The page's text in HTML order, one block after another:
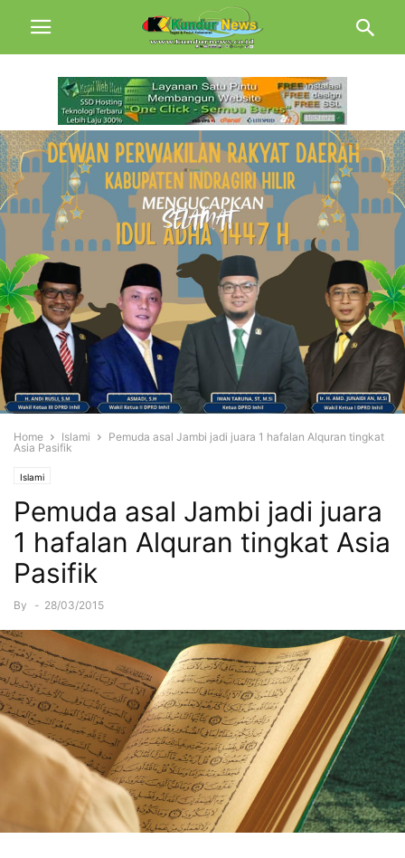
Home Islami
Pemuda asal Jambi jadi juara 1 hafalan Alquran tingkat
Asia Pasifik
Islami
Pemuda asal Jambi jadi juara
1 hafalan Alquran tingkat Asia
Pasifik
By - 28/03/2015